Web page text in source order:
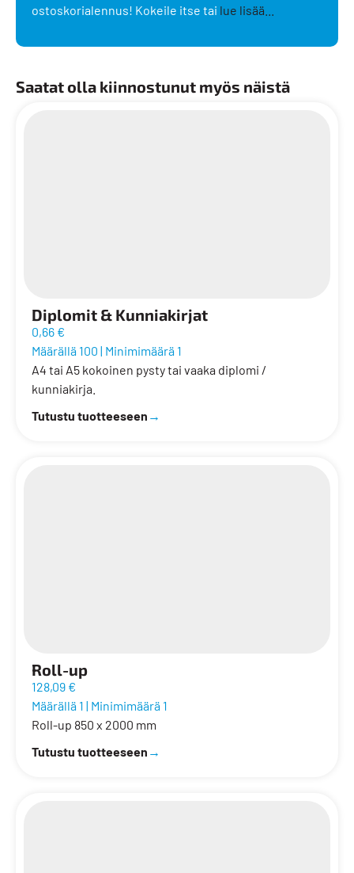
ostoskorialennus! Kokeile itse tai lue lisää...
Saatat olla kiinnostunut myös näistä
Diplomit & Kunniakirjat
0,66 €
Määrällä 100 | Minimimäärä 1
A4 tai A5 kokoinen pysty tai vaaka diplomi /
kunniakirja.
Tutustu tuotteeseen →
Roll-up
128,09 €
Määrällä 1 | Minimimäärä 1
Roll-up 850 x 2000 mm
Tutustu tuotteeseen →